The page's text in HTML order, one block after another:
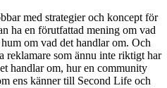
med strategier och koncept för
ha en förutfattad mening om vad
om vad det handlar om. Och
reklamare som ännu inte riktigt har
handlar om, hur en community
ens känner till Second Life och